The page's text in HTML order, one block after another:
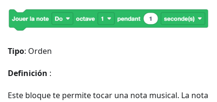
Tipo: Orden
Definición :
Este bloque te permite tocar una nota musical. La nota